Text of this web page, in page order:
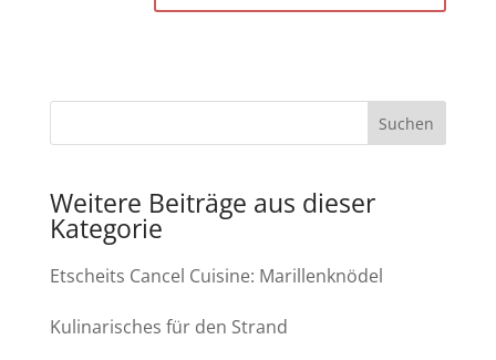
Weitere Beiträge aus dieser
Kategorie
Etscheits Cancel Cuisine: Marillenknödel
Kulinarisches für den Strand